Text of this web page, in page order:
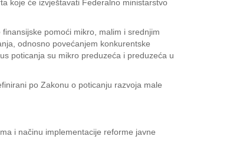
koje će izvještavati Federalno ministarstvo
pomoći mikro, malim i srednjim
odnosno povećanjem konkurentske
poticanja su mikro preduzeća i preduzeća u
po Zakonu o poticanju razvoja male
i načinu implementacije reforme javne